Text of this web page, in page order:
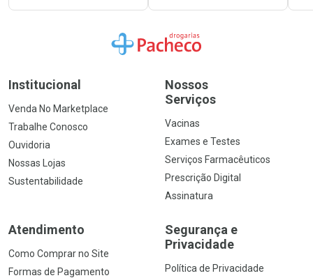
Ir para a Home
Institucional
Venda No Marketplace
Trabalhe Conosco
Ouvidoria
Nossas Lojas
Sustentabilidade
Nossos
Serviços
Vacinas
Exames e Testes
Serviços Farmacêuticos
Prescrição Digital
Assinatura
Atendimento
Como Comprar no Site
Formas de Pagamento
Segurança e
Privacidade
Política de Privacidade